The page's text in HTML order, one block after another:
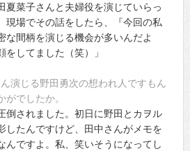
夏菜子さんと夫婦役を演じていらっ
現場でその話をしたら、『今回の私
な間柄を演じる機会が多いんだよ
してました（笑）」
演じる野田勇次の想われ人ですもん
でしたか。
倒されました。初日に野田とカヲル
したんですけど、田中さんがメモを
んですよ。私、笑いそうになってし